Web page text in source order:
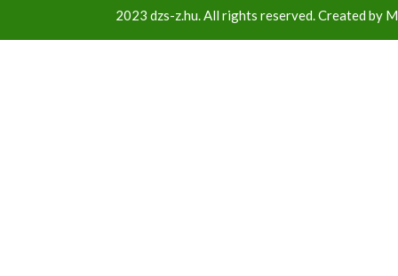
2023 dzs-z.hu. All rights reserved. Created by